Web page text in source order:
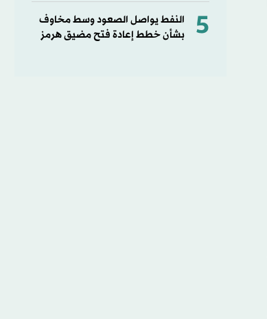
5
النفط يواصل الصعود وسط مخاوف
بشأن خطط إعادة فتح مضيق هرمز